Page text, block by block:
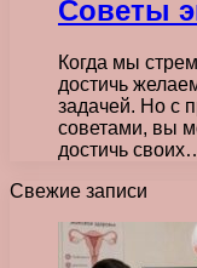
Советы
Когда мы
достичь
задачей. Но с
советами, вы
достичь
Свежие записи